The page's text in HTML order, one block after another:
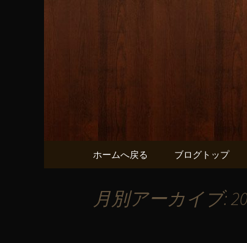
岡崎市
源喜本店の最新情報
コンテンツへ移動
ホームへ戻る ブログトップ
月別アーカイブ: